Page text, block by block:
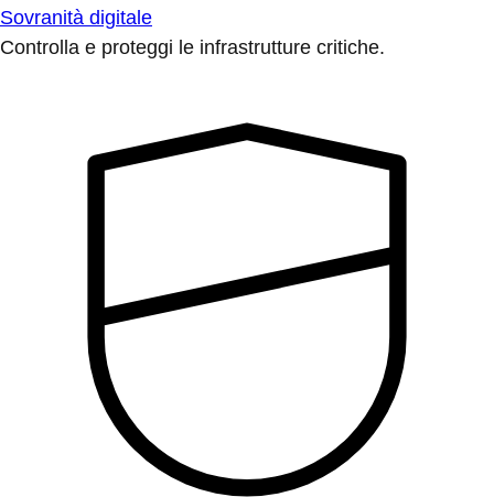
Sovranità digitale
Controlla e proteggi le infrastrutture critiche.